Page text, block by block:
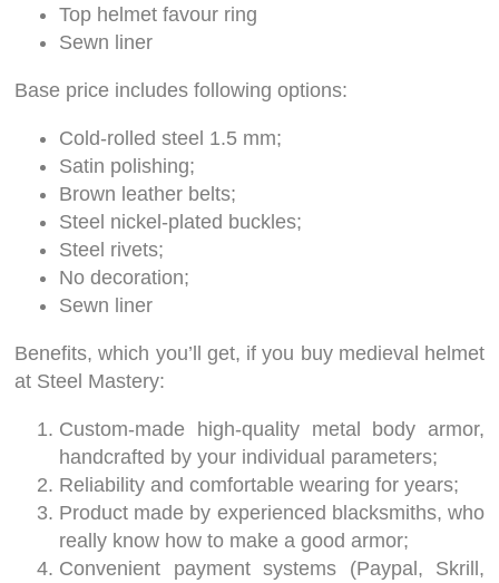
Top helmet favour ring
Sewn liner
Base price includes following options:
Cold-rolled steel 1.5 mm;
Satin polishing;
Brown leather belts;
Steel nickel-plated buckles;
Steel rivets;
No decoration;
Sewn liner
Benefits, which you’ll get, if you buy medieval helmet
at Steel Mastery:
Custom-made high-quality metal body armor,
handcrafted by your individual parameters;
Reliability and comfortable wearing for years;
Product made by experienced blacksmiths, who
really know how to make a good armor;
Convenient payment systems (Paypal, Skrill,